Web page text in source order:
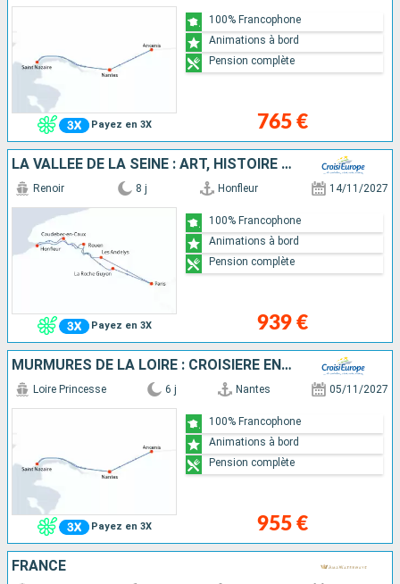
Payez en 3X 765 €
100% Francophone
Animations à bord
Pension complète
LA VALLÉE DE LA SEINE : ART, HISTOIRE ET NATURE
Payez en 3X
Renoir 8 j Honfleur 14/11/2027
939 €
100% Francophone
Animations à bord
Pension complète
MURMURES DE LA LOIRE : CROISIÈRE ENTRE PATRIMOINE ET LÉGENDES
Payez en 3X
Loire Princesse 6 j Nantes 05/11/2027
955 €
100% Francophone
Animations à bord
Pension complète
FRANCE